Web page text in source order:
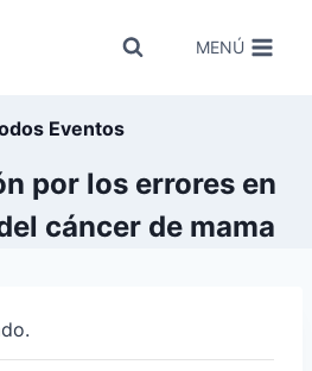
MENÚ
Eventos
por los errores en
cáncer de mama